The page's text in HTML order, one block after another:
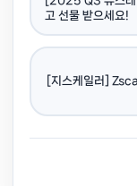
고 선물 받으세요!
[지스케일러]